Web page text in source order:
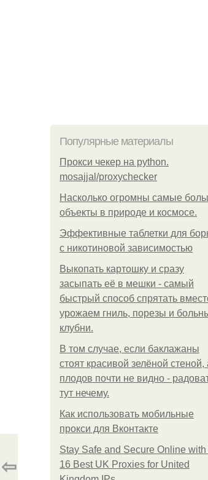
Популярные материалы
Прокси чекер на python.
mosajjal/proxychecker
Насколько огромны самые
объекты в природе и космосе.
Эффективные таблетки для
с никотиновой зависимостью
Выкопать картошку и сразу
засыпать её в мешки - самый
быстрый способ спрятать
урожаем гниль, порезы и
клубни.
В том случае, если баклажаны
стоят красивой зелёной стеной,
плодов почти не видно -
тут нечему.
Как использовать мобильные
прокси для Вконтакте
Stay Safe and Secure Online with
16 Best UK Proxies for United
⇦